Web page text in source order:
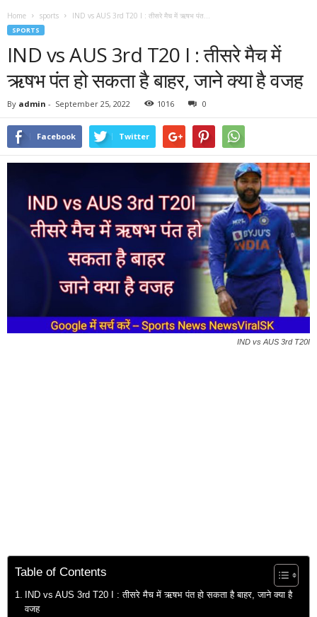
Home sports IND vs AUS 3rd T20 I : तीसरे मैच में ऋषभ पंत...
SPORTS
IND vs AUS 3rd T20 I : तीसरे मैच में
ऋषभ पंत हो सकता है बाहर, जाने क्या है वजह
By admin - September 25, 2022 1016 0
Facebook Twitter
IND vs AUS 3rd T20I
Table of Contents
IND vs AUS 3rd T20 I : तीसरे मैच में ऋषभ पंत हो सकता है बाहर, जाने क्या है
वजह